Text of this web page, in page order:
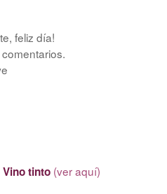
feliz día!
tinto (ver aquí)